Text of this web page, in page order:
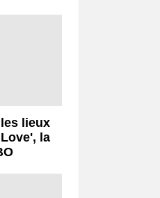
lieux
la